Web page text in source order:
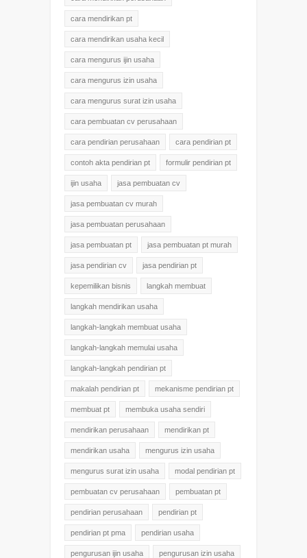
cara mendirikan pt
cara mendirikan usaha kecil
cara mengurus ijin usaha
cara mengurus izin usaha
cara mengurus surat izin usaha
cara pembuatan cv perusahaan
cara pendirian perusahaan cara pendirian pt
contoh akta pendirian pt formulir pendirian pt
ijin usaha jasa pembuatan cv
jasa pembuatan cv murah
jasa pembuatan perusahaan
jasa pembuatan pt jasa pembuatan pt murah
jasa pendirian cv jasa pendirian pt
kepemilikan bisnis langkah membuat
langkah mendirikan usaha
langkah-langkah membuat usaha
langkah-langkah memulai usaha
langkah-langkah pendirian pt
makalah pendirian pt mekanisme pendirian pt
membuat pt membuka usaha sendiri
mendirikan perusahaan mendirikan pt
mendirikan usaha mengurus izin usaha
mengurus surat izin usaha modal pendirian pt
pembuatan cv perusahaan pembuatan pt
pendirian perusahaan pendirian pt
pendirian pt pma pendirian usaha
pengurusan ijin usaha pengurusan izin usaha